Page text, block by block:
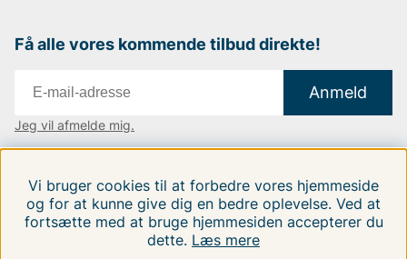
FILTRERA EFTER SORTER EFTER:
Få alle vores kommende tilbud direkte!
Anmeld
Jeg vil afmelde mig.
Følg os på vores sociale medier.
Vi bruger cookies til at forbedre vores hjemmeside
og for at kunne give dig en bedre oplevelse. Ved at
fortsætte med at bruge hjemmesiden accepterer du
dette. Læs mere